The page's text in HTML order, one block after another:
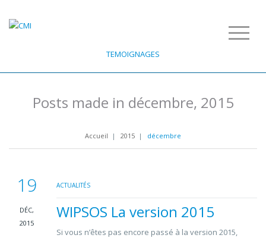
TEMOIGNAGES
Posts made in décembre, 2015
Accueil | 2015 | décembre
19
DÉC,
2015
ACTUALITÉS
WIPSOS La version 2015
Si vous n’êtes pas encore passé à la version 2015,